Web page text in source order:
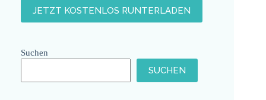
Suchen
SUCHEN